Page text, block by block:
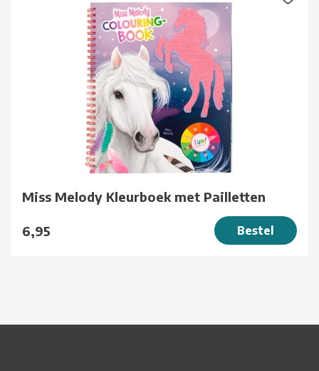
Miss Melody Kleurboek met Pailletten
6,95 Bestel